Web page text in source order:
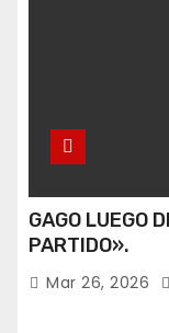
GAGO LUEGO
PARTIDO».
Mar 26, 2026